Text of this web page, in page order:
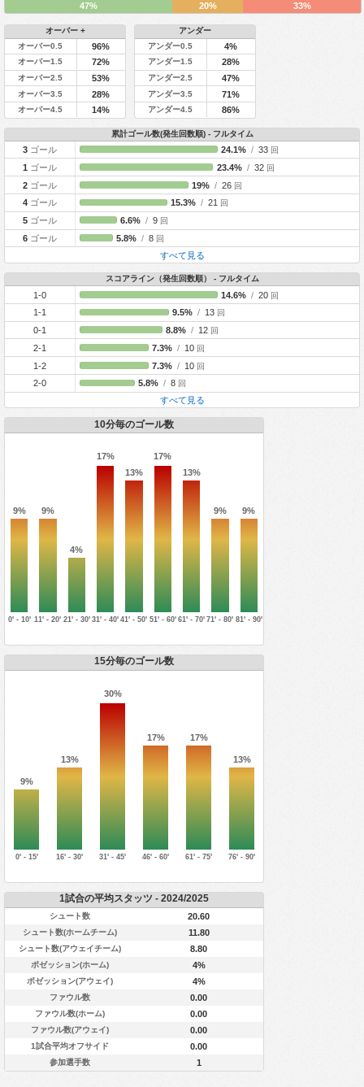
47% 20% 33%
オーバー +
オーバー0.5
96%
オーバー1.5 72%
オーバー2.5 53%
オーバー3.5 28%
オーバー4.5 14%
アンダー
アンダー0.5
4%
アンダー1.5 28%
アンダー2.5 47%
アンダー3.5 71%
アンダー4.5 86%
累計ゴール数(発生回数順) - フルタイム
3 ゴール 24.1% /33 回
1 ゴール 23.4% /32 回
2 ゴール 19% /26 回
4 ゴール 15.3% / 21 回
5 ゴール 6.6% / 9 回
6 ゴール 5.8% / 8 回
すべて見る
スコアライン（発生回数順） - フルタイム
1-0 14.6% /20 回
1-1 9.5% / 13 回
0-1 8.8% /12 回
2-1 7.3% /10 回
1-2 7.3% /10 回
2-0 5.8% /8 回
すべて見る
10分毎のゴール数
9% 9%
4%
17%
13%
17%
13%
9% 9%
0' - 10' 11' - 20' 21' - 30' 31' - 40' 41' - 50' 51' - 60' 61' - 70' 71' - 80' 81' - 90'
15分毎のゴール数
9%
13%
30%
17% 17%
13%
0' - 15' 16' - 30' 31' - 45' 46' - 60' 61' - 75' 76' - 90'
1試合の平均スタッツ - 2024/2025
シュート数 20.60
シュート数(ホームチーム) 11.80
シュート数(アウェイチーム) 8.80
ポゼッション(ホーム) 4%
ポゼッション(アウェイ) 4%
ファウル数 0.00
ファウル数(ホーム) 0.00
ファウル数(アウェイ) 0.00
1試合平均オフサイド 0.00
参加選手数 1